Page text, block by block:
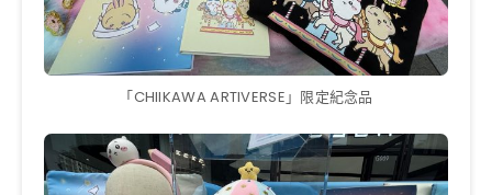
「CHIIKAWA ARTIVERSE」限定紀念品